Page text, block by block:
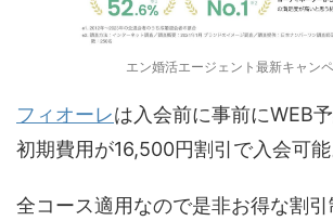
エン婚活エージェント最新キャン
フィオーレは入会前に事前にWEB
初期費用が16,500円割引で入会可能
全コース適用なので是非お得な割